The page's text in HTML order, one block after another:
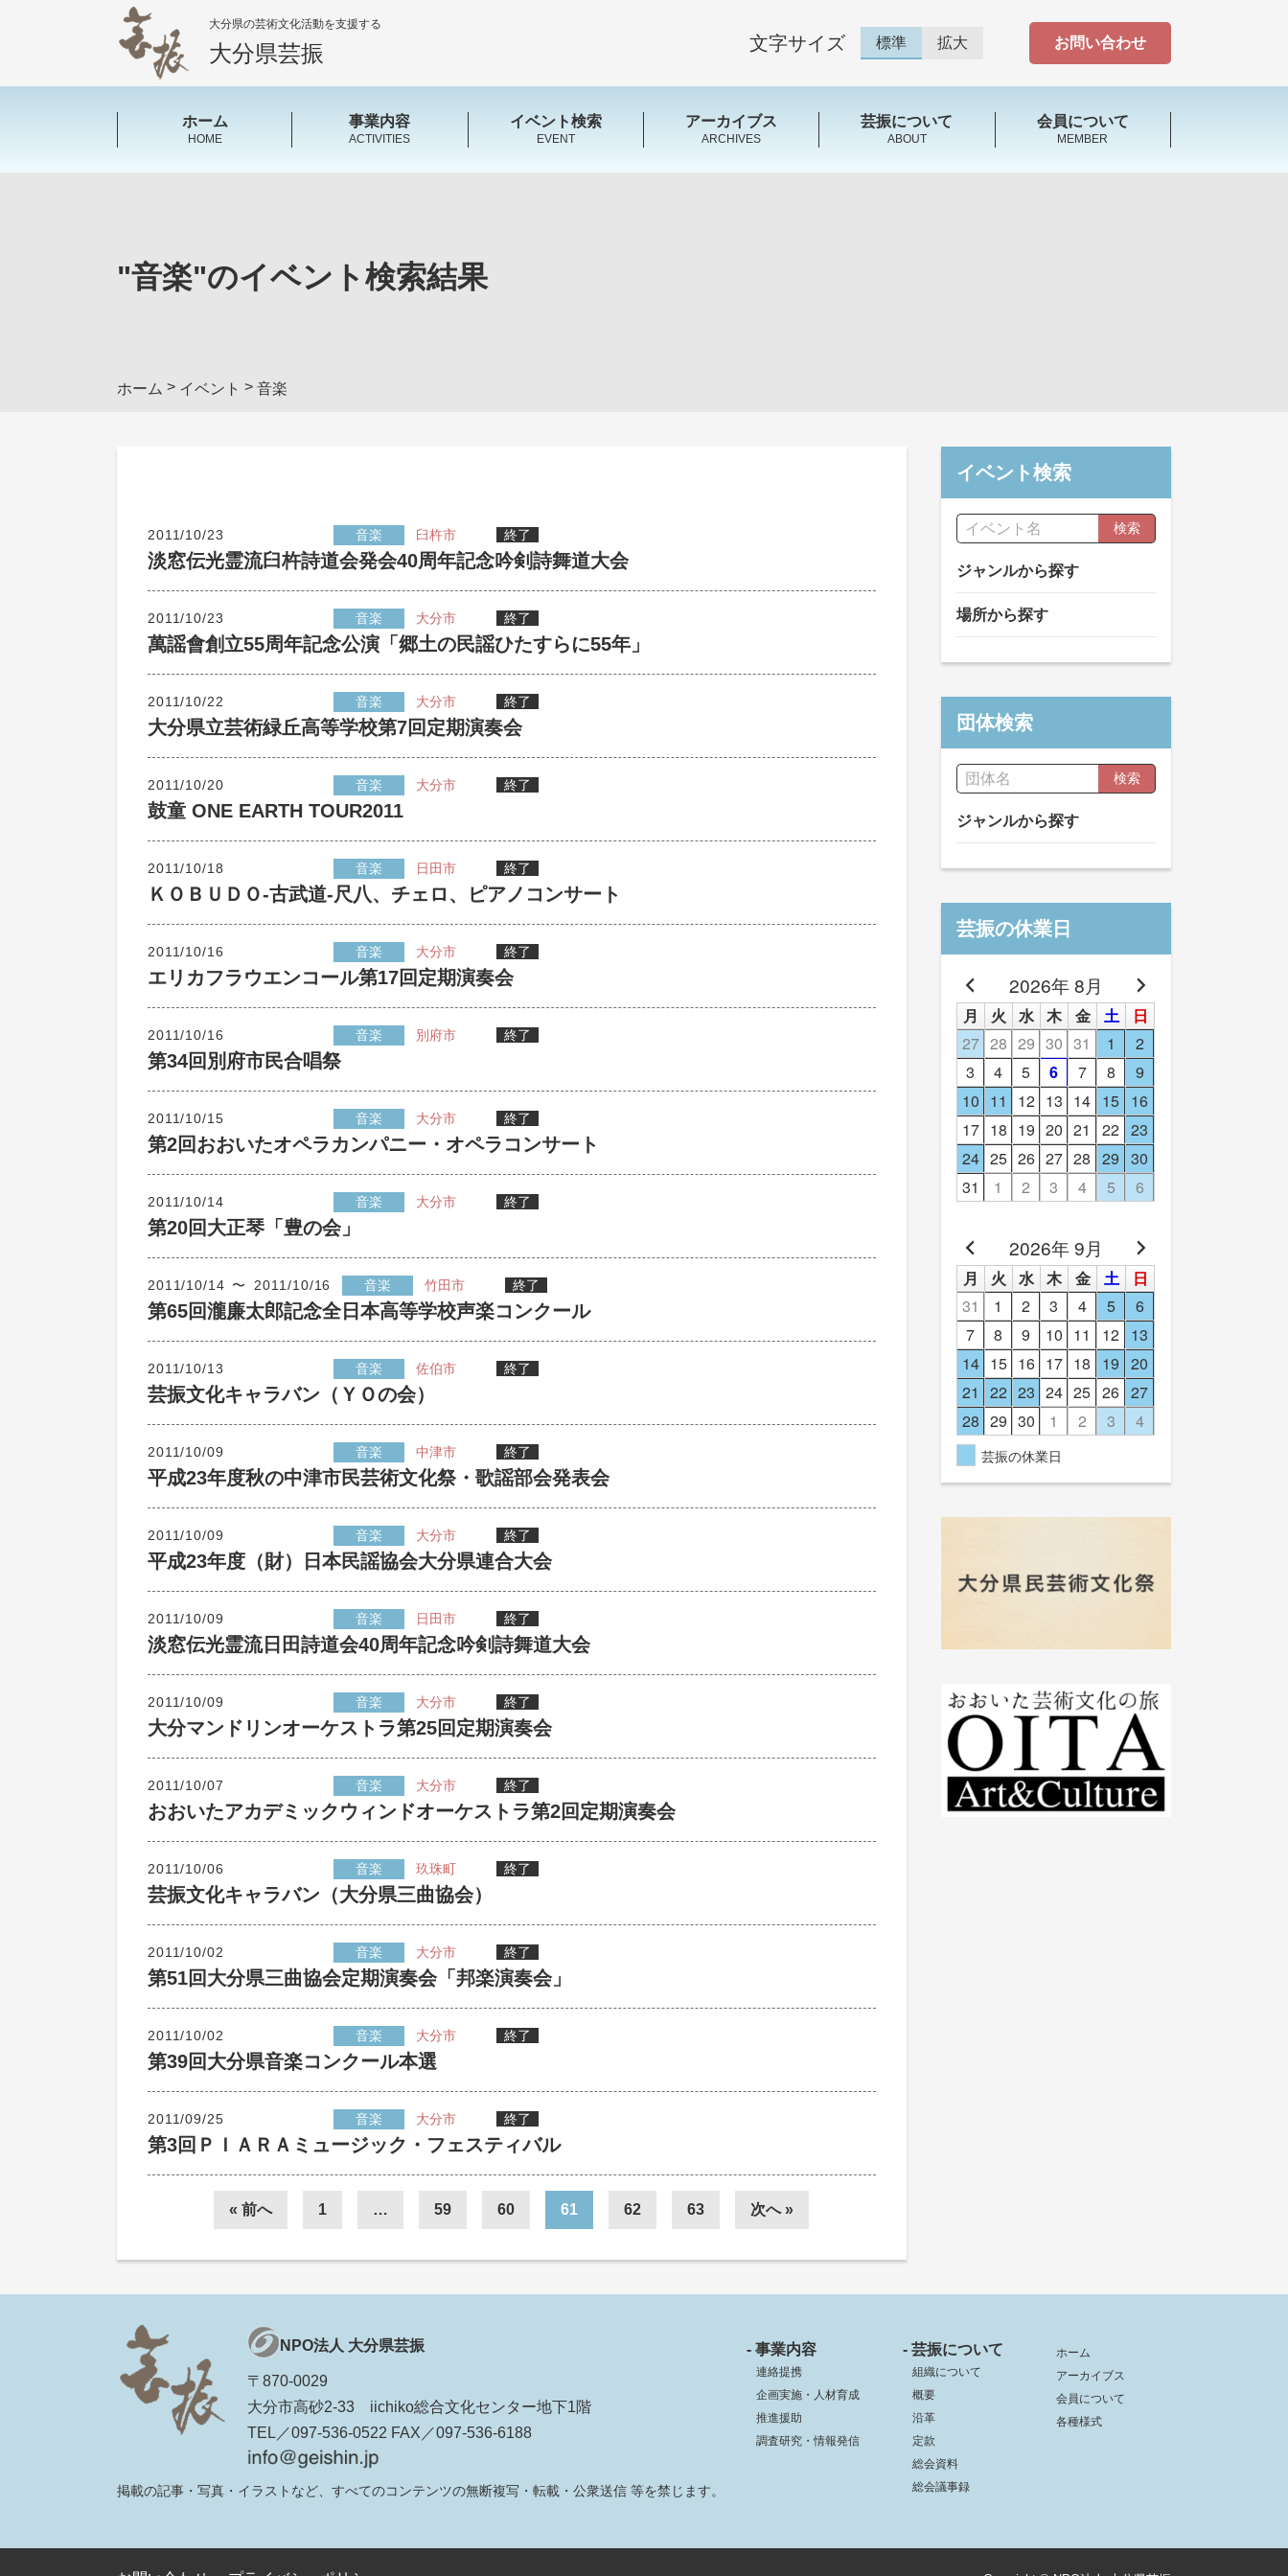
大分県の芸術文化活動を支援する
大分県芸振 文字サイズ 標準 拡大 お問い合わせ
ホーム
HOME
事業内容
ACTIVITIES
イベント検索
EVENT
アーカイブス
ARCHIVES
芸振について
ABOUT
会員について
MEMBER
"音楽"のイベント検索結果
ホーム > イベント > 音楽
2011/10/23 音楽 臼杵市 終了
淡窓伝光霊流臼杵詩道会発会40周年記念吟剣詩舞道大会
2011/10/23 音楽 大分市 終了
萬謡會創立55周年記念公演「郷土の民謡ひたすらに55年」
2011/10/22 音楽 大分市 終了
大分県立芸術緑丘高等学校第7回定期演奏会
2011/10/20 音楽 大分市 終了
鼓童 ONE EARTH TOUR2011
2011/10/18 音楽 日田市 終了
ＫＯＢＵＤＯ-古武道-尺八、チェロ、ピアノコンサート
2011/10/16 音楽 大分市 終了
エリカフラウエンコール第17回定期演奏会
2011/10/16 音楽 別府市 終了
第34回別府市民合唱祭
2011/10/15 音楽 大分市 終了
第2回おおいたオペラカンパニー・オペラコンサート
2011/10/14 音楽 大分市 終了
第20回大正琴「豊の会」
2011/10/14 〜 2011/10/16 音楽 竹田市 終了
第65回瀧廉太郎記念全日本高等学校声楽コンクール
2011/10/13 音楽 佐伯市 終了
芸振文化キャラバン（ＹＯの会）
2011/10/09 音楽 中津市 終了
平成23年度秋の中津市民芸術文化祭・歌謡部会発表会
2011/10/09 音楽 大分市 終了
平成23年度（財）日本民謡協会大分県連合大会
2011/10/09 音楽 日田市 終了
淡窓伝光霊流日田詩道会40周年記念吟剣詩舞道大会
2011/10/09 音楽 大分市 終了
大分マンドリンオーケストラ第25回定期演奏会
2011/10/07 音楽 大分市 終了
おおいたアカデミックウィンドオーケストラ第2回定期演奏会
2011/10/06 音楽 玖珠町 終了
芸振文化キャラバン（大分県三曲協会）
2011/10/02 音楽 大分市 終了
第51回大分県三曲協会定期演奏会「邦楽演奏会」
2011/10/02 音楽 大分市 終了
第39回大分県音楽コンクール本選
2011/09/25 音楽 大分市 終了
第3回ＰＩＡＲＡミュージック・フェスティバル
« 前へ 1 … 59 60 61 62 63 次へ »
イベント検索
検索
ジャンルから探す
場所から探す
団体検索
検索
ジャンルから探す
芸振の休業日
2026年 8月
月 火 水 木 金 土
日
27 28 29 30 31 1
2
3
4 5 6 7 8
9
10 11 12 13 14 15 16
17 18 19 20 21 22 23
24 25 26 27 28 29 30
31
1 2 3 4 5 6
2026年 9月
月 火 水 木 金 土
日
31
1 2 3 4 5
6
7
8 9 10 11 12 13
14 15 16 17 18 19 20
21
22 23 24 25 26 27
28 29 30 1 2 3 4
芸振の休業日
NPO法人 大分県芸振
〒870-0029
大分市高砂2-33 iichiko総合文化センター地下1階
TEL／097-536-0522 FAX／097-536-6188
掲載の記事・写真・イラストなど、すべてのコンテンツの無断複写・転載・公衆送信 等を禁じます。
- 事業内容
連絡提携
企画実施・人材育成
推進援助
調査研究・情報発信
- 芸振について
組織について
概要
沿革
定款
総会資料
総会議事録
ホーム
アーカイブス
会員について
各種様式